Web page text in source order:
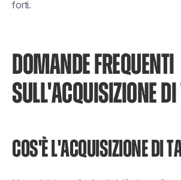
forti.
DOMANDE FREQUENTI
SULL'ACQUISIZIONE DI
COS'È L'ACQUISIZIONE DI